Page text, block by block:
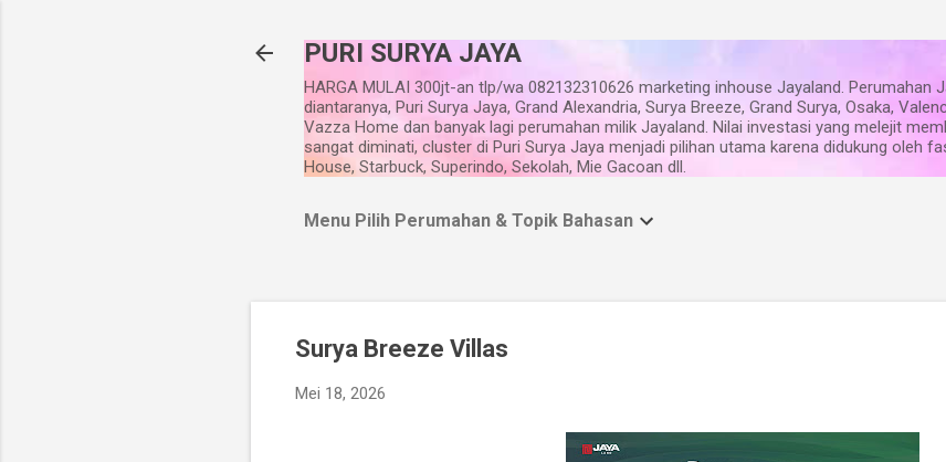
PURI SURYA JAYA
HARGA MULAI 300jt-an tlp/wa 082132310626 marketing inhouse Jayaland. Perumahan
diantaranya, Puri Surya Jaya, Grand Alexandria, Surya Breeze, Grand Surya, Osaka,
Vazza Home dan banyak lagi perumahan milik Jayaland. Nilai investasi yang melejit
sangat diminati, cluster di Puri Surya Jaya menjadi pilihan utama karena didukung oleh
House, Starbuck, Superindo, Sekolah, Mie Gacoan dll.
Menu Pilih Perumahan & Topik Bahasan
Surya Breeze Villas
Mei 18, 2026